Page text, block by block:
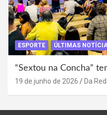
ESPORTE ÚLTIMAS
“Sextou na Concha”
19 de junho de 2026 Da